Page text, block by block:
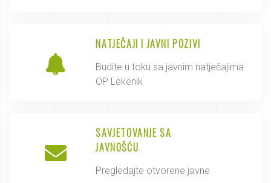
NATJEČAJI I JAVNI POZIVI
Budite u toku sa javnim natječajima
OP Lekenik
SAVJETOVANJE SA
JAVNOŠĆU
Pregledajte otvorene javne